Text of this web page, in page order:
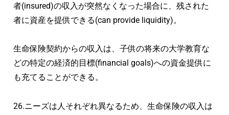
者(insured)の収入が突然なくなった場合に、残された
者に資産を提供できる(can provide liquidity)。
生命保険契約からの収入は、子供の将来の大学教育な
どの特定の経済的目標(financial goals)への資金提供に
も充てることができる。
26.ニーズは人それぞれ異なるため、生命保険の収入は